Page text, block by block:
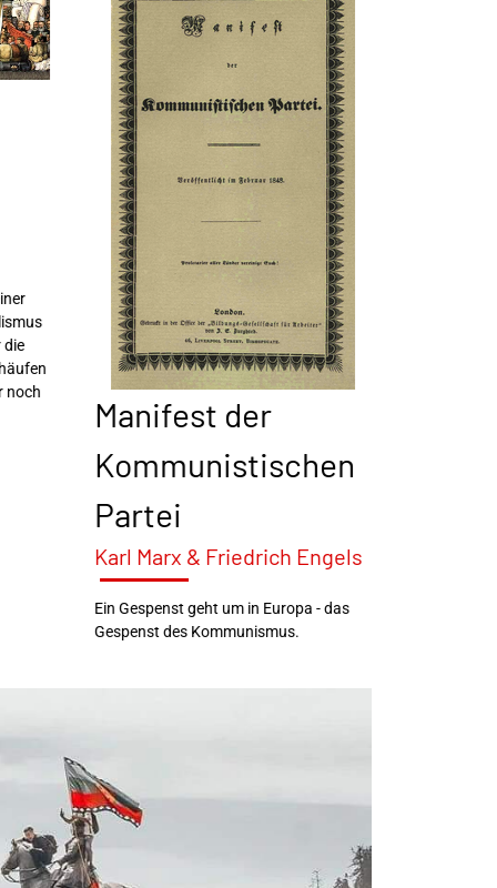
die
noch
Manifest der
Kommunistischen
Partei
Karl Marx & Friedrich Engels
Ein Gespenst geht um in Europa - das
Gespenst des Kommunismus.